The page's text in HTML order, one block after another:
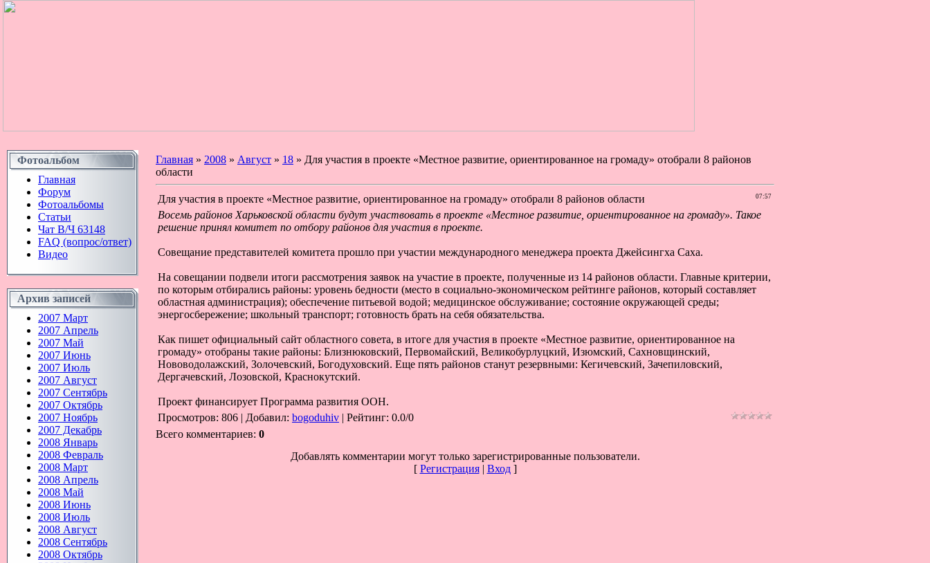
Фотоальбом
Главная
Форум
Фотоальбомы
Статьи
Чат В/Ч 63148
FAQ (вопрос/ответ)
Видео
Архив записей
2007 Март
2007 Апрель
2007 Май
2007 Июнь
2007 Июль
2007 Август
2007 Сентябрь
2007 Октябрь
2007 Ноябрь
2007 Декабрь
2008 Январь
2008 Февраль
2008 Март
2008 Апрель
2008 Май
2008 Июнь
2008 Июль
2008 Август
2008 Сентябрь
2008 Октябрь
Главная » 2008 » Август » 18 » Для участия в проекте «Местное развитие, ориентированное на громаду» отобрали 8 районов
области
07:57
Для участия в проекте «Местное развитие, ориентированное на громаду» отобрали 8 районов области
Восемь районов Харьковской области будут участвовать в проекте «Местное развитие, ориентированное на громаду». Такое
решение принял комитет по отбору районов для участия в проекте.
Совещание представителей комитета прошло при участии международного менеджера проекта Джейсингха Саха.
На совещании подвели итоги рассмотрения заявок на участие в проекте, полученные из 14 районов области. Главные критерии,
по которым отбирались районы: уровень бедности (место в социально-экономическом рейтинге районов, который составляет
областная администрация); обеспечение питьевой водой; медицинское обслуживание; состояние окружающей среды;
энергосбережение; школьный транспорт; готовность брать на себя обязательства.
Как пишет официальный сайт областного совета, в итоге для участия в проекте «Местное развитие, ориентированное на
громаду» отобраны такие районы: Близнюковский, Первомайский, Великобурлуцкий, Изюмский, Сахновщинский,
Нововодолажский, Золочевский, Богодуховский. Еще пять районов станут резервными: Кегичевский, Зачепиловский,
Дергачевский, Лозовской, Краснокутский.
Проект финансирует Программа развития ООН.
Просмотров: 806 | Добавил: bogoduhiv | Рейтинг: 0.0/0
Всего комментариев: 0
Добавлять комментарии могут только зарегистрированные пользователи.
[ Регистрация| Вход]